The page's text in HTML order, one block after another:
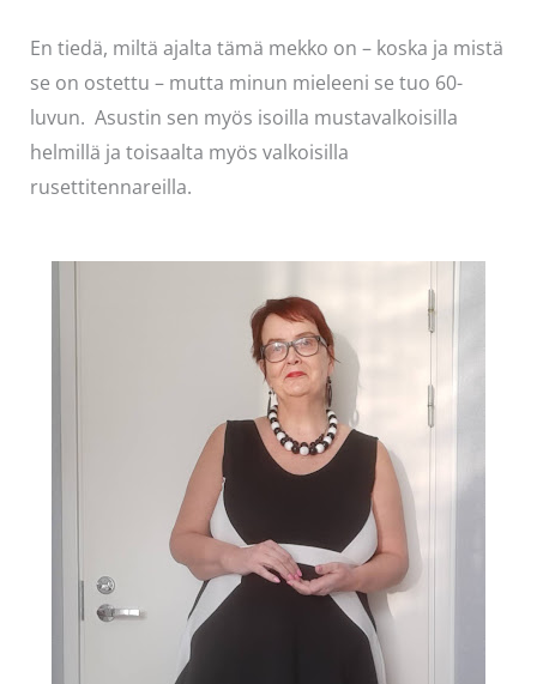
En tiedä, miltä ajalta tämä mekko on – koska ja mistä
se on ostettu – mutta minun mieleeni se tuo 60-
luvun. Asustin sen myös isoilla mustavalkoisilla
helmillä ja toisaalta myös valkoisilla
rusettitennareilla.